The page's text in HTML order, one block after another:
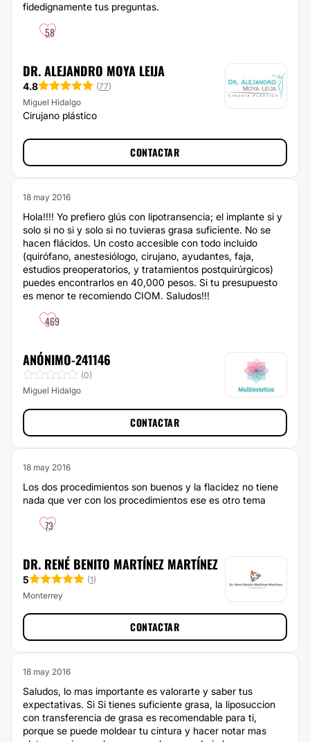
fidedignamente tus preguntas.
58
DR. ALEJANDRO MOYA LEIJA
4.8 (77)
Miguel Hidalgo
Cirujano plástico
CONTACTAR
18 may 2016
Hola!!!! Yo prefiero glús con lipotransencia; el implante si y
solo si no si y solo si no tuvieras grasa suficiente. No se
hacen flácidos. Un costo accesible con todo incluido
(quirófano, anestesiólogo, cirujano, ayudantes, faja,
estudios preoperatorios, y tratamientos postquirúrgicos)
puedes encontrarlos en 40,000 pesos. Si tu presupuesto
es menor te recomiendo CIOM. Saludos!!!
469
ANÓNIMO-241146
(0)
Miguel Hidalgo
CONTACTAR
18 may 2016
Los dos procedimientos son buenos y la flacidez no tiene
nada que ver con los procedimientos ese es otro tema
73
DR. RENÉ BENITO MARTÍNEZ MARTÍNEZ
5 (1)
Monterrey
CONTACTAR
18 may 2016
Saludos, lo mas importante es valorarte y saber tus
expectativas. Si Si tienes suficiente grasa, la liposuccion
con transferencia de grasa es recomendable para ti,
porque se puede moldear tu cintura y hacer notar mas